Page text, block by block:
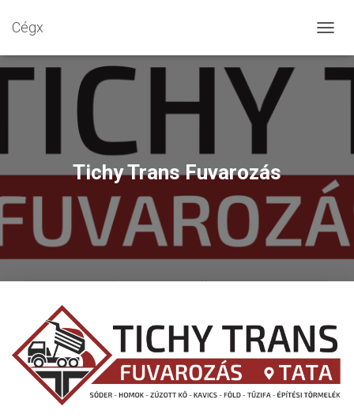
Cégx
A
V
B
E
-
K
A
S
O
L
Á
S
A
Tichy Trans Fuvarozás